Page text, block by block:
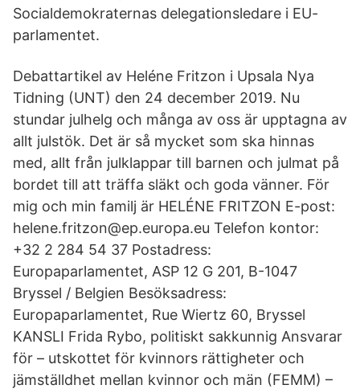
Socialdemokraternas delegationsledare i EU-
parlamentet.
Debattartikel av Heléne Fritzon i Upsala Nya
Tidning (UNT) den 24 december 2019. Nu
stundar julhelg och många av oss är upptagna av
allt julstök. Det är så mycket som ska hinnas
med, allt från julklappar till barnen och julmat på
bordet till att träffa släkt och goda vänner. För
mig och min familj är HELÉNE FRITZON E-post:
helene.fritzon@ep.europa.eu Telefon kontor:
+32 2 284 54 37 Postadress:
Europaparlamentet, ASP 12 G 201, B-1047
Bryssel / Belgien Besöksadress:
Europaparlamentet, Rue Wiertz 60, Bryssel
KANSLI Frida Rybo, politiskt sakkunnig Ansvarar
för – utskottet för kvinnors rättigheter och
jämställdhet mellan kvinnor och män (FEMM) –